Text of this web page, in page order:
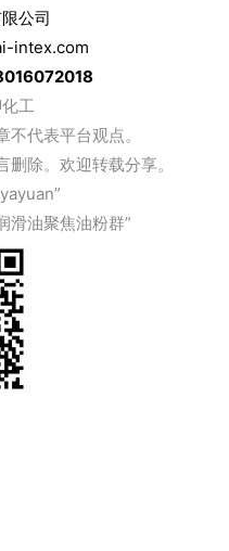
公司
intex.com
工
代表平台观点。
除。欢迎转载分享。
油聚焦油粉群”